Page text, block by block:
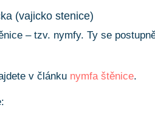
(vajicko stenice)
– tzv. nymfy. Ty se
v článku nymfa štěnice.